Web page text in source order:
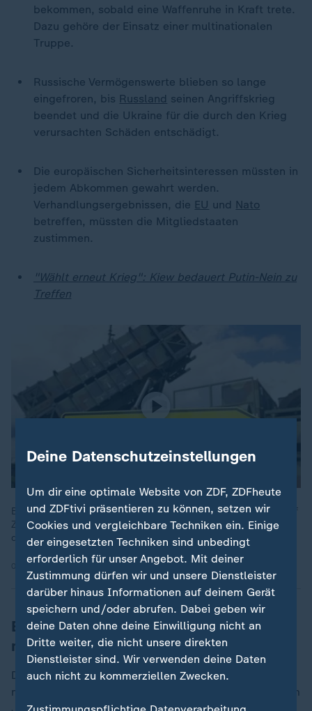
bekommen, sobald eine Waffenruhe in Kraft trete.
Dazu gehöre der Einsatz einer multinationalen
Truppe.
Russische Vermögenswerte blieben so lange
eingefroren, bis Russland seinen Angriffskrieg
beendet und die Ukraine für die durch den Krieg
verursachten Schäden entschädigt.
Die europäischen Sicherheitsinteressen müssten in
jedem Abkommen gewahrt werden.
Verhandlungsergebnissen, die EU und Nato
betreffen, müssten die Mitgliedstaaten
zustimmen.
"Wählt erneut Krieg": Kiew bedauert Putin-Nein zu
Treffen
Bei einem informellen Treffen der EU-Verteidigungsminister auf
Zypern soll es um die Unterstützung der Ukraine gehen. Auch
die Blockade der Straße von Hormus soll Thema sein.
Europäer wollen Ukraine weiter
militärisch unterstützen
Die Europäer sicherten Selenskyj auch weitere
militärische Unterstützung zu. Darüber solle bei den im
Deine Datenschutzeinstellungen
Um dir eine optimale Website von ZDF, ZDFheute
und ZDFtivi präsentieren zu können, setzen wir
Cookies und vergleichbare Techniken ein. Einige
der eingesetzten Techniken sind unbedingt
erforderlich für unser Angebot. Mit deiner
Zustimmung dürfen wir und unsere Dienstleister
darüber hinaus Informationen auf deinem Gerät
speichern und/oder abrufen. Dabei geben wir
deine Daten ohne deine Einwilligung nicht an
Dritte weiter, die nicht unsere direkten
Dienstleister sind. Wir verwenden deine Daten
auch nicht zu kommerziellen Zwecken.